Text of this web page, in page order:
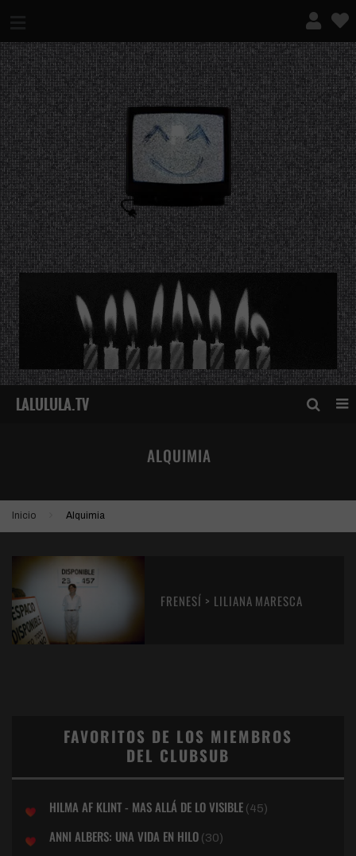
¿QUÉ ES ESTO?
ALQUIMIA
Inicio Alquimia
FRENESÍ > LILIANA MARESCA
FAVORITOS DE LOS MIEMBROS
DEL CLUBSUB
HILMA AF KLINT - MAS ALLÁ DE LO VISIBLE (45)
ANNI ALBERS: UNA VIDA EN HILO (30)